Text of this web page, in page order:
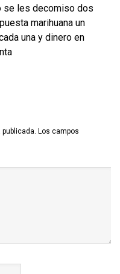
se les decomiso dos
marihuana un
una y dinero en
Los campos